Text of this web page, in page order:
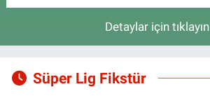
Detaylar için tıklayın
Süper Lig Fikstür